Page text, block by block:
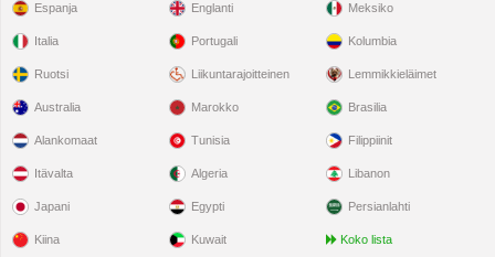
Espanja
Italia
Ruotsi
Englanti
Portugali
Liikuntarajoitteinen
Meksiko
Kolumbia
Lemmikkieläimet
Australia
Alankomaat
Itävalta
Japani
Kiina
Marokko
Tunisia
Algeria
Egypti
Kuwait
Brasilia
Filippiinit
Libanon
Persianlahti
Koko lista